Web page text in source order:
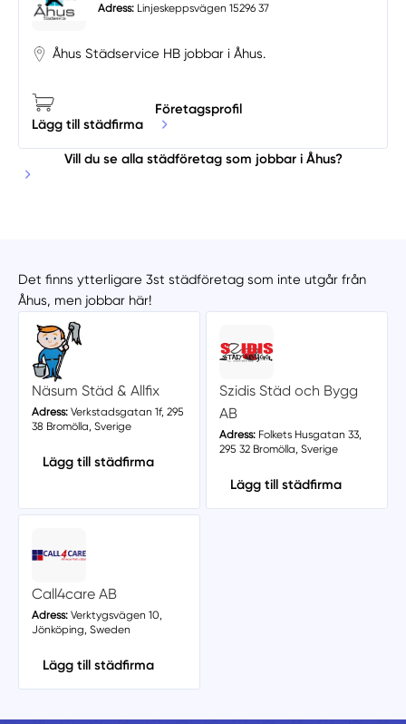
Adress: Linjeskeppsvägen 15296 37
Åhus Städservice HB jobbar i Åhus.
Lägg till städfirma
Företagsprofil
Vill du se alla städföretag som jobbar i Åhus?
Det finns ytterligare 3st städföretag som inte utgår från
Åhus, men jobbar här!
Näsum Städ & Allfix
Adress:Verkstadsgatan 1f, 295
38 Bromölla, Sverige
Lägg till städfirma
Szidis Städ och Bygg
AB
Adress:Folkets Husgatan 33,
295 32 Bromölla, Sverige
Lägg till städfirma
Call4care AB
Adress:Verktygsvägen 10,
Jönköping, Sweden
Lägg till städfirma